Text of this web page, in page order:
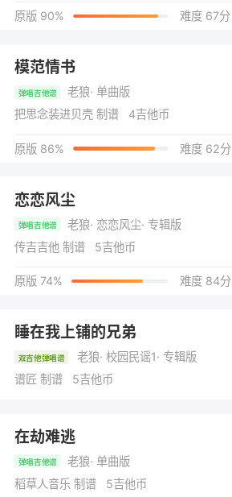
原版 90% 难度 67分
模范情书
弹唱吉他谱 老狼· 单曲版
把思念装进贝壳 制谱 4吉他币
原版 86% 难度 62分
恋恋风尘
弹唱吉他谱 老狼· 恋恋风尘· 专辑版
传吉吉他 制谱 5吉他币
原版 74% 难度 84分
睡在我上铺的兄弟
双吉他弹唱谱 老狼· 校园民谣1· 专辑版
谱匠 制谱 5吉他币
在劫难逃
弹唱吉他谱 老狼· 单曲版
稻草人音乐 制谱 5吉他币